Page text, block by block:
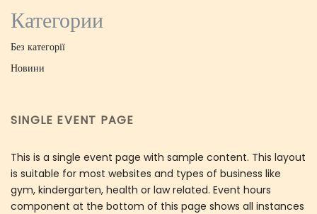
Категории
Без категорії
Новини
SINGLE EVENT PAGE
This is a single event page with sample content. This layout
is suitable for most websites and types of business like
gym, kindergarten, health or law related. Event hours
component at the bottom of this page shows all instances